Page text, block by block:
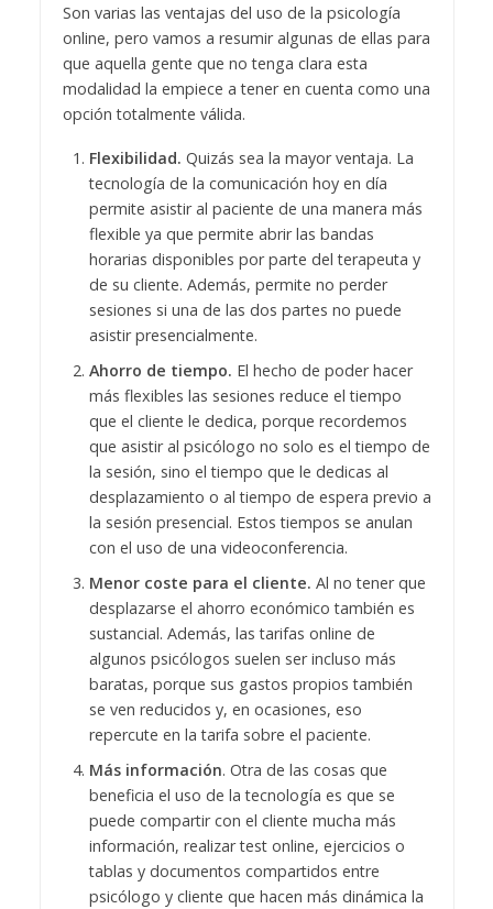
Son varias las ventajas del uso de la psicología
online, pero vamos a resumir algunas de ellas para
que aquella gente que no tenga clara esta
modalidad la empiece a tener en cuenta como una
opción totalmente válida.
Flexibilidad. Quizás sea la mayor ventaja. La
tecnología de la comunicación hoy en día
permite asistir al paciente de una manera más
flexible ya que permite abrir las bandas
horarias disponibles por parte del terapeuta y
de su cliente. Además, permite no perder
sesiones si una de las dos partes no puede
asistir presencialmente.
Ahorro de tiempo. El hecho de poder hacer
más flexibles las sesiones reduce el tiempo
que el cliente le dedica, porque recordemos
que asistir al psicólogo no solo es el tiempo de
la sesión, sino el tiempo que le dedicas al
desplazamiento o al tiempo de espera previo a
la sesión presencial. Estos tiempos se anulan
con el uso de una videoconferencia.
Menor coste para el cliente. Al no tener que
desplazarse el ahorro económico también es
sustancial. Además, las tarifas online de
algunos psicólogos suelen ser incluso más
baratas, porque sus gastos propios también
se ven reducidos y, en ocasiones, eso
repercute en la tarifa sobre el paciente.
Más información. Otra de las cosas que
beneficia el uso de la tecnología es que se
puede compartir con el cliente mucha más
información, realizar test online, ejercicios o
tablas y documentos compartidos entre
psicólogo y cliente que hacen más dinámica la